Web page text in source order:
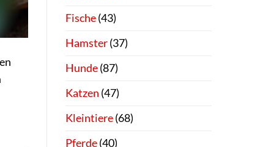
Fische(43)
Hamster(37)
Hunde(87)
Katzen (47)
Kleintiere(68)
Pferde(40)